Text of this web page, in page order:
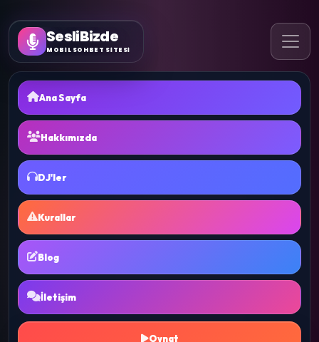
SesliBizde
MOBİL SOHBET SİTESİ
Ana Sayfa
Hakkımızda
DJ'ler
Kurallar
Blog
İletişim
Oynat